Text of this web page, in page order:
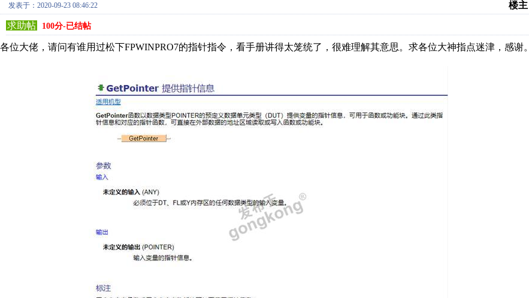
发表于：2020-09-23 08:46:22
楼主
求助帖
100分-已结帖
各位大佬，请问有谁用过松下FPWINPRO7的指针指令，看手册讲得太笼统了，很难理解其意思。求各位大神指点迷津，感谢。